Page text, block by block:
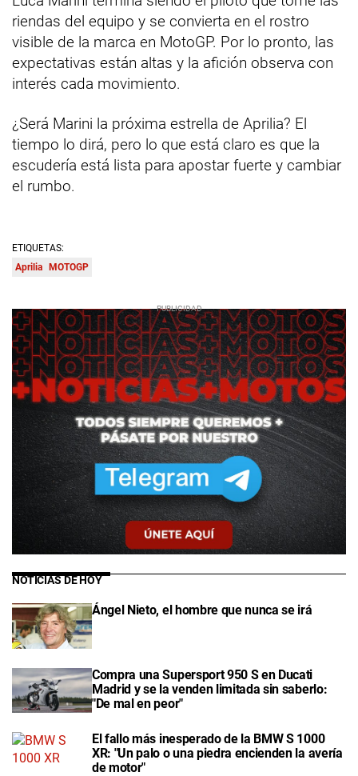
riendas del equipo y se convierta en el rostro
visible de la marca en MotoGP. Por lo pronto, las
expectativas están altas y la afición observa con
interés cada movimiento.
¿Será Marini la próxima estrella de Aprilia? El
tiempo lo dirá, pero lo que está claro es que la
escudería está lista para apostar fuerte y cambiar
el rumbo.
ETIQUETAS:
Aprilia
MOTOGP
NOTICIAS DE HOY
Ángel Nieto, el hombre que nunca se irá
Compra una Supersport 950 S en Ducati
Madrid y se la venden limitada sin saberlo:
"De mal en peor"
El fallo más inesperado de la BMW S 1000
XR: "Un palo o una piedra encienden la avería
de motor"